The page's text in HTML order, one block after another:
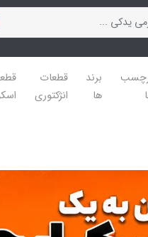
برند
ها
قطعات
انژکتوری